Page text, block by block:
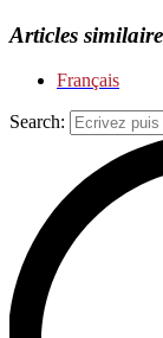
Articles
Français
Search: